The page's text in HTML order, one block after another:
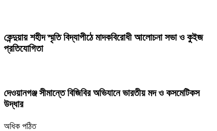
কেন্দুয়ায় শহীদ স্মৃতি বিদ্যাপীঠে মাদকবিরোধী আলোচনা সভা ও কুইজ
প্রতিযোগিতা
দেওয়ানগঞ্জ সীমান্তে বিজিবির অভিযানে ভারতীয় মদ ও কসমেটিকস
উদ্ধার
অধিক পঠিত